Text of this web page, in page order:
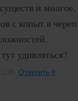
и
с копыт в
удивляться?
Ответить #